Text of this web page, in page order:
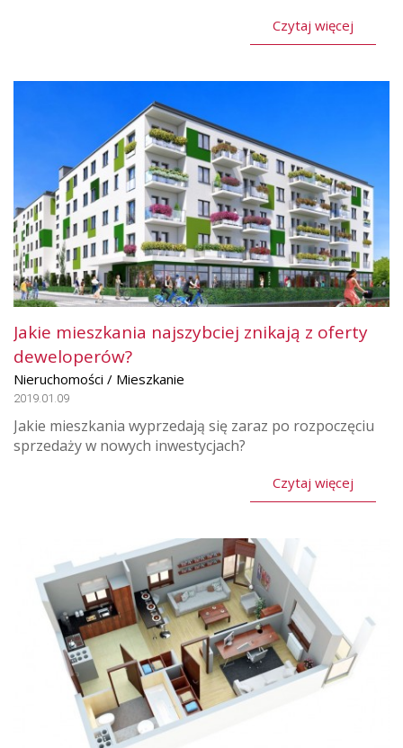
Czytaj więcej
Jakie mieszkania najszybciej znikają z oferty
deweloperów?
Nieruchomości / Mieszkanie
2019.01.09
Jakie mieszkania wyprzedają się zaraz po rozpoczęciu
sprzedaży w nowych inwestycjach?
Czytaj więcej